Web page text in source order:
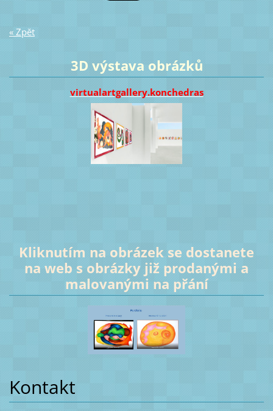
« Zpět
3D výstava obrázků
virtualartgallery.konchedras
Kliknutím na obrázek se dostanete
na web s obrázky již prodanými a
malovanými na přání
Kontakt